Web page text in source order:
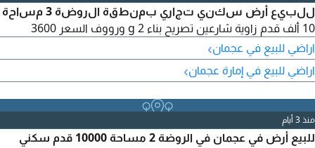
للبيع أرض سكني تجاري بمنطقة الروضة 3 مساحة
10 ألف قدم زاوية شارعين تصريح بناء g 2 ورووف السعر 3600
اراضي للبيع في عجمان›
اراضي للبيع في إمارة عجمان›
منذ 3 أيام
للبيع أرض في عجمان في الروضة 2 مساحة 10000 قدم سكني